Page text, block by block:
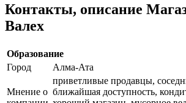
Контакты, описание
Валех
Образование
Город
Алма-Ата
Мнение о
приветливые продавцы,
ближайшая доступность,